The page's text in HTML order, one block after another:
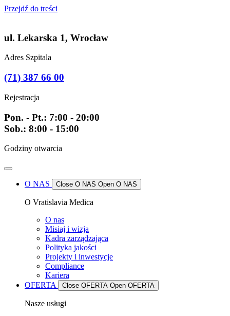
Przejdź do treści
ul. Lekarska 1, Wrocław
Adres Szpitala
(71) 387 66 00
Rejestracja
Pon. - Pt.: 7:00 - 20:00
Sob.: 8:00 - 15:00
Godziny otwarcia
O NAS Close O NAS Open O NAS
O Vratislavia Medica
O nas
Misiaj i wizja
Kadra zarządzająca
Polityka jakości
Projekty i inwestycje
Compliance
Kariera
OFERTA
Close OFERTA Open OFERTA
Nasze usługi